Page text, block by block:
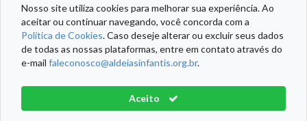
Aceito
Nosso site utiliza cookies para melhorar sua experiência. Ao
aceitar ou continuar navegando, você concorda com a
Política de Cookies. Caso deseje alterar ou excluir seus dados
de todas as nossas plataformas, entre em contato através do
e-mail faleconosco@aldeiasinfantis.org.br.
Termos de Serviço
Aldeias Infantis SOS Brasil® Todos os direitos reservados